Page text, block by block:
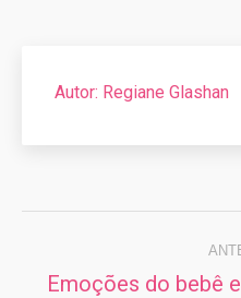
Autor: Regiane Glashan
Navegação
Emoções do bebê